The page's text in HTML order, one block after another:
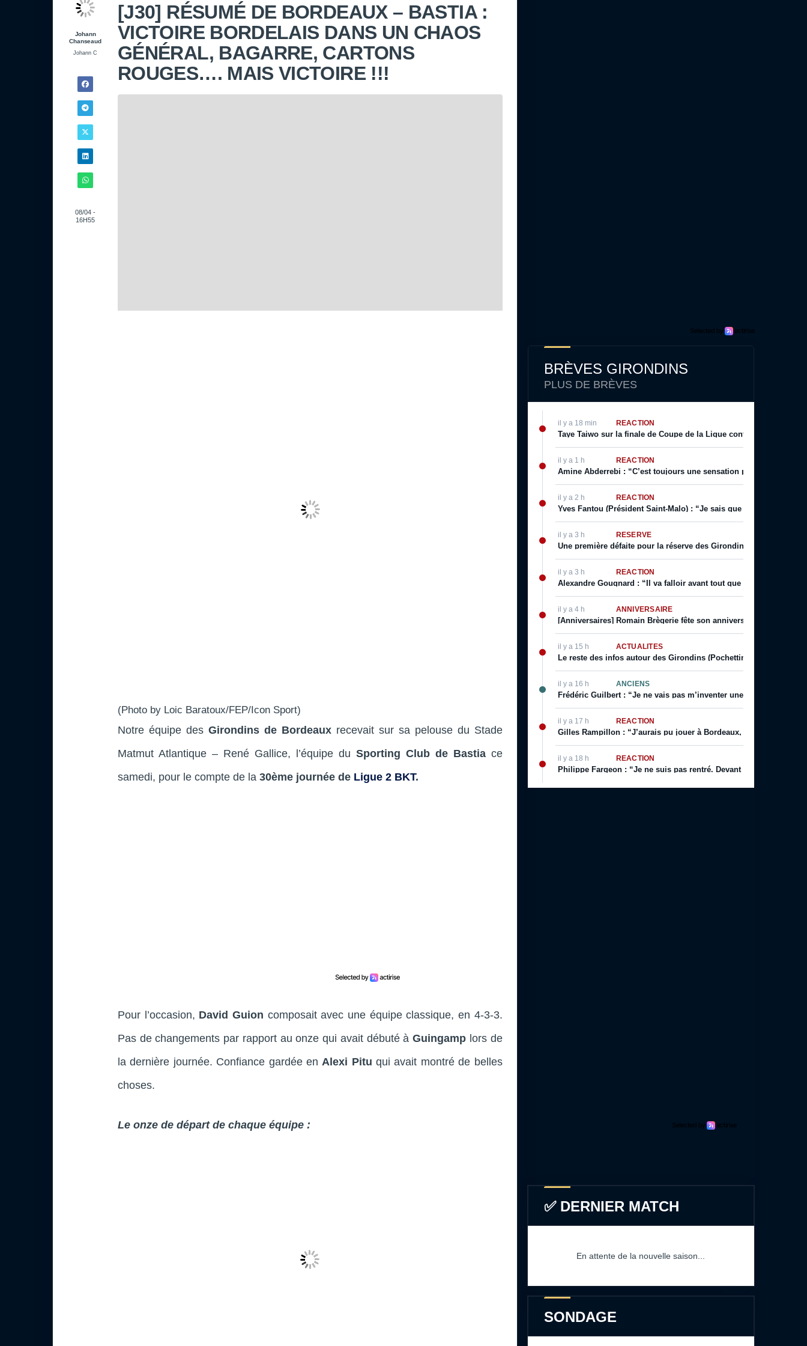
Johann
Chanseaud
Johann C
08/04 -
16H55
[J30] RÉSUMÉ DE BORDEAUX – BASTIA :
VICTOIRE BORDELAIS DANS UN CHAOS
GÉNÉRAL, BAGARRE, CARTONS
ROUGES…. MAIS VICTOIRE !!!
(Photo by Loic Baratoux/FEP/Icon Sport)
Notre équipe des Girondins de Bordeauxrecevait sur sa pelouse du Stade
Matmut Atlantique – René Gallice, l’équipe du Sporting Club de Bastiace
samedi, pour le compte de la 30ème journée de Ligue 2 BKT.
Pour l’occasion, David Guion composait avec une équipe classique, en 4-3-3.
Pas de changements par rapport au onze qui avait débuté àGuingamp lors de
la dernière journée. Confiance gardée en Alexi Pitu qui avait montré de belles
choses.
Le onze de départ de chaque équipe :
BRÈVES GIRONDINS
PLUS DE BRÈVES
il y a 18 min RÉACTION
Taye Taiwo sur la finale de Coupe de la Ligue contre Bordeaux :
il y a 1 h RÉACTION
Amine Abderrebi : “C’est toujours une sensation positive surtout
il y a 2 h RÉACTION
Yves Fantou (Président Saint-Malo) : “Je sais que Bordeaux est
il y a 3 h RÉSERVE
Une première défaite pour la réserve des Girondins, Yazid Mokhfi
il y a 3 h RÉACTION
Alexandre Gougnard : “Il va falloir avant tout que le Comex
il y a 4 h ANNIVERSAIRE
[Anniversaires] Romain Brègerie fête son anniversaire ce 9 Août
il y a 15 h ACTUALITÉS
Le reste des infos autour des Girondins (Pochettino prolonge,
il y a 16 h ANCIENS
Frédéric Guilbert : “Je ne vais pas m’inventer une vie. J’ai
il y a 17 h RÉACTION
Gilles Rampillon : “J’aurais pu jouer à Bordeaux, j’aurais pu
il y a 18 h RÉACTION
Philippe Fargeon : “Je ne suis pas rentré. Devant mon public. Ça,
✅ DERNIER MATCH
En attente de la nouvelle saison...
SONDAGE